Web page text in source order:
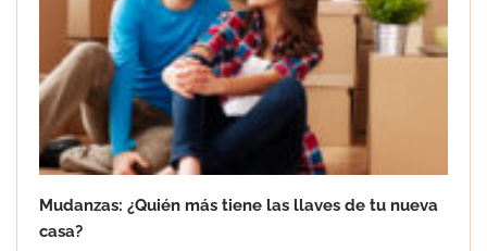
Mudanzas: ¿Quién más tiene las llaves de tu nueva
casa?